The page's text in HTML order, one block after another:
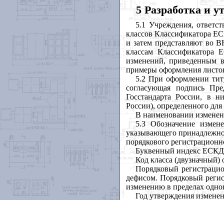
5 Разработка и
5.1 Учреждения,
классов Классификатора
и затем представляют во
классам Классификатора
изменений, приведенным
примеры оформления
5.2 При оформлении
согласующая подпись
Госстандарта России, в
России), определенного
В наименовании
5.3 Обозначение
указывающего
порядкового
Буквенный индекс ЕСКД
Код класса (двузначный)
Порядковый
дефисом. Порядковый
изменению в пределах
Год утверждения